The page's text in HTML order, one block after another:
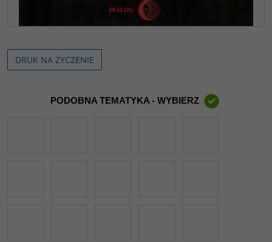
DRUK NA ŻYCZENIE
PODOBNA TEMATYKA - WYBIERZ